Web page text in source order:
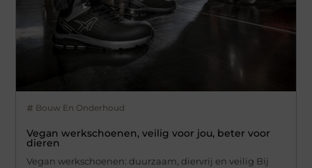
Bouw En Onderhoud
Vegan werkschoenen, veilig voor jou, beter voor
dieren
Vegan werkschoenen: duurzaam, diervrij en veilig Bij